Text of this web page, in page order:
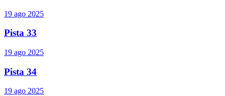
19 ago 2025
Pista 33
19 ago 2025
Pista 34
19 ago 2025